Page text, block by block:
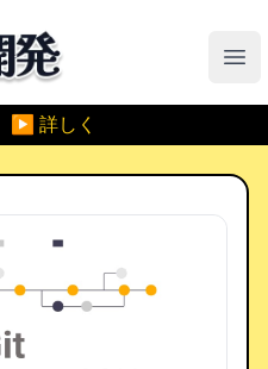
メ
▶ 詳しく